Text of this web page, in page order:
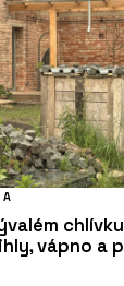
vápno a